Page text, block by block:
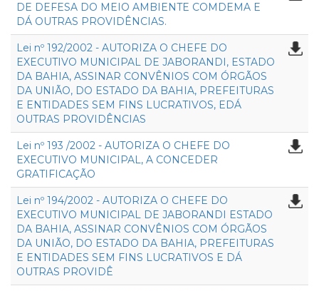
DE DEFESA DO MEIO AMBIENTE COMDEMA E
DÁ OUTRAS PROVIDÊNCIAS.
Lei nº 192/2002 - AUTORIZA O CHEFE DO
EXECUTIVO MUNICIPAL DE JABORANDI, ESTADO
DA BAHIA, ASSINAR CONVÊNIOS COM ÓRGÃOS
DA UNIÃO, DO ESTADO DA BAHIA, PREFEITURAS
E ENTIDADES SEM FINS LUCRATIVOS, EDÁ
OUTRAS PROVIDÊNCIAS
Lei nº 193 /2002 - AUTORIZA O CHEFE DO
EXECUTIVO MUNICIPAL, A CONCEDER
GRATIFICAÇÃO
Lei nº 194/2002 - AUTORIZA O CHEFE DO
EXECUTIVO MUNICIPAL DE JABORANDI ESTADO
DA BAHIA, ASSINAR CONVÊNIOS COM ÓRGÃOS
DA UNIÃO, DO ESTADO DA BAHIA, PREFEITURAS
E ENTIDADES SEM FINS LUCRATIVOS E DÁ
OUTRAS PROVIDÊ